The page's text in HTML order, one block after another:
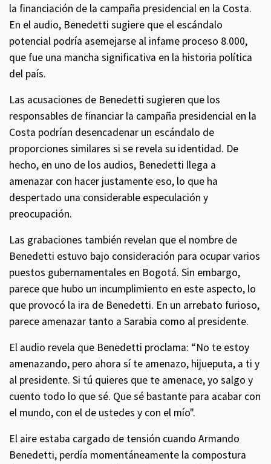
la financiación de la campaña presidencial en la Costa.
En el audio, Benedetti sugiere que el escándalo
potencial podría asemejarse al infame proceso 8.000,
que fue una mancha significativa en la historia política
del país.
Las acusaciones de Benedetti sugieren que los
responsables de financiar la campaña presidencial en la
Costa podrían desencadenar un escándalo de
proporciones similares si se revela su identidad. De
hecho, en uno de los audios, Benedetti llega a
amenazar con hacer justamente eso, lo que ha
despertado una considerable especulación y
preocupación.
Las grabaciones también revelan que el nombre de
Benedetti estuvo bajo consideración para ocupar varios
puestos gubernamentales en Bogotá. Sin embargo,
parece que hubo un incumplimiento en este aspecto, lo
que provocó la ira de Benedetti. En un arrebato furioso,
parece amenazar tanto a Sarabia como al presidente.
El audio revela que Benedetti proclama: “No te estoy
amenazando, pero ahora sí te amenazo, hijueputa, a ti y
al presidente. Si tú quieres que te amenace, yo salgo y
cuento todo lo que sé. Que sé bastante para acabar con
el mundo, con el de ustedes y con el mío".
El aire estaba cargado de tensión cuando Armando
Benedetti, perdía momentáneamente la compostura